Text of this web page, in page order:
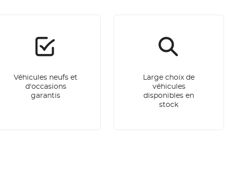
Véhicules neufs et
d'occasions
garantis
Large choix de
véhicules
disponibles en
stock